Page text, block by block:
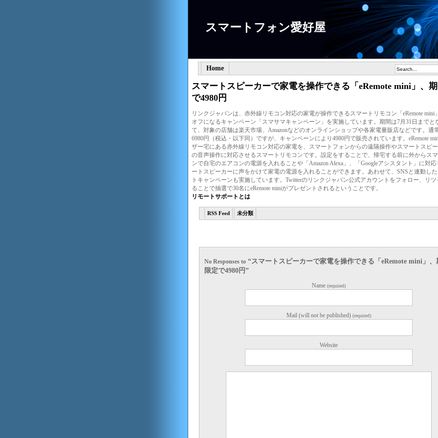
スマートフォン愛好屋
Home
スマートスピーカーで家電を操作できる「eRemote mini」、
で4980円
リンクジャパンは、赤外線リモコン対応の家電が操作できるスマートリモコン「eRemote mini
オフになるキャンペーン「スマサマキャンペーン」を実施しています。期間は7月31日までと
て、対象の店舗は楽天市場、Amazonなどのオンラインショップや各家電量販店などです。通
6980円（税込・以下同）ですが、キャンペーンにより4980円で販売されています。eRemote
ザー宅にある赤外線リモコン対応の家電を、スマートフォンからの遠隔操作やスマートスピ
の音声操作に対応させるスマートリモコンです。設定をすることで、帰宅する前に外からス
ンで自宅のエアコンの電源を入れることや「Amazon Alexa」、「Googleアシスタント」に対
ートスピーカーに声をかけて家電の電源を入れることができます。あわせて、SNSと連動し
トキャンペーンも実施しています。Twitterのリンクジャパン公式アカウントをフォロー、リ
ることで抽選で30名にeRemote miniがプレゼントされるということです。
リモートサポートとは
RSS Feed 未分類
No Responses to “スマートスピーカーで家電を操作できる「eRemote mini」、
限定で4980円”
Name (required)
Mail (will not be published) (required)
Website